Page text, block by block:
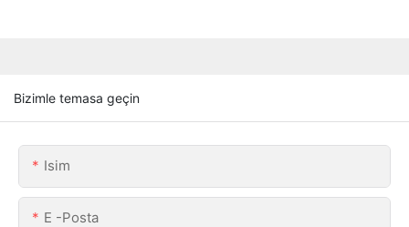
Bizimle temasa geçin
Isim
E -posta